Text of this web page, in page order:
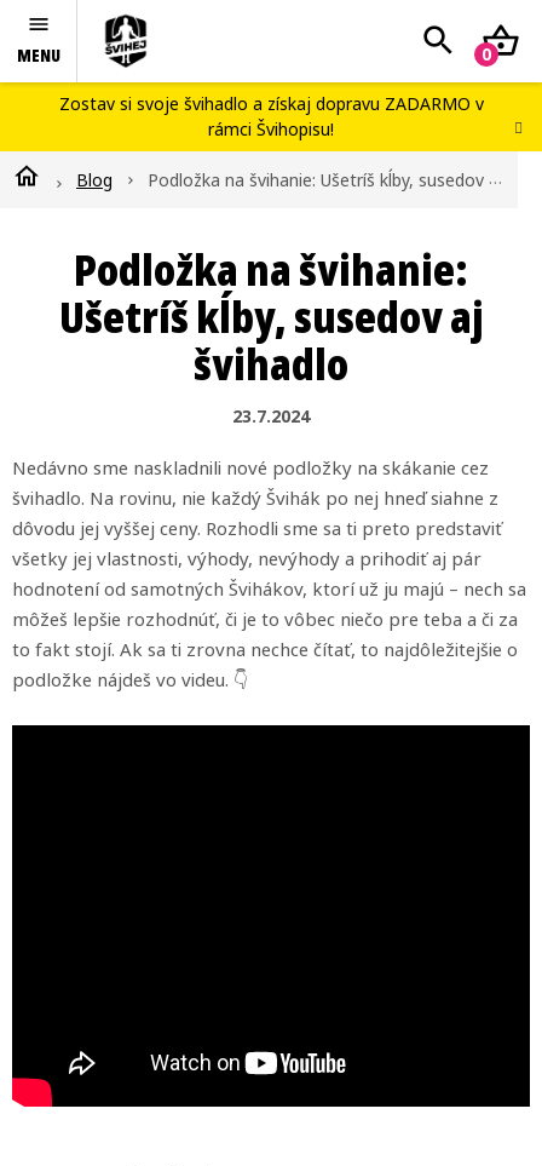
Prejsť
na
Zostav si svoje švihadlo a získaj dopravu ZADARMO v
rámci Švihopisu!
Hľadať
Švihej portál
Náš príbeh
Blog
Kontakty
Švihopis challenge
Domov
Blog Podložka na švihanie: Ušetríš kĺby, susedov aj švihadlo
Podložka na švihanie:
Ušetríš kĺby, susedov aj
švihadlo
23.7.2024
Nedávno sme naskladnili nové podložky na skákanie cez
švihadlo. Na rovinu, nie každý Švihák po nej hneď siahne z
dôvodu jej vyššej ceny. Rozhodli sme sa ti preto predstaviť
všetky jej vlastnosti, výhody, nevýhody a prihodiť aj pár
hodnotení od samotných Švihákov, ktorí už ju majú – nech sa
môžeš lepšie rozhodnúť, či je to vôbec niečo pre teba a či za
to fakt stojí. Ak sa ti zrovna nechce čítať, to najdôležitejšie o
podložke nájdeš vo videu. 👇